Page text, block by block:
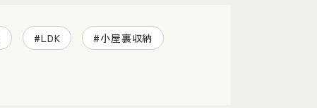
#LDK #小屋裏収納